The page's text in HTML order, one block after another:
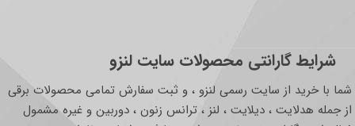
شرایط گارانتی محصولات سایت لنزو
شما با خرید از سایت رسمی لنزو ، و ثبت سفارش تمامی محصولات برقی
از جمله هدلایت ، دیلایت ، لنز ، ترانس زنون ، دوربین و غیره مشمول